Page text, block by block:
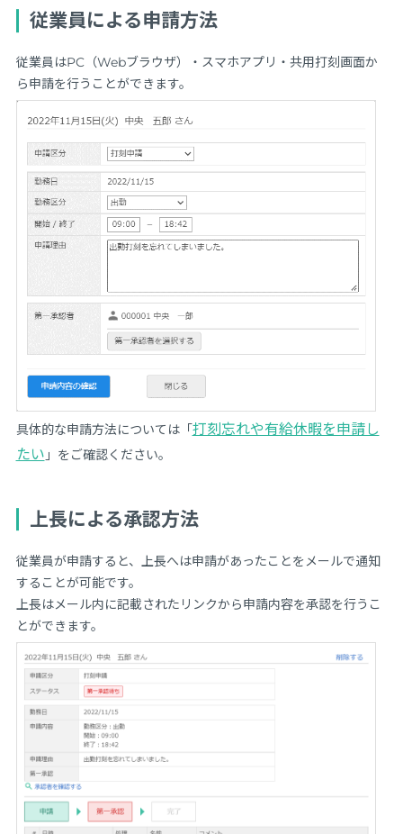
従業員による申請方法
従業員はPC（Webブラウザ）・スマホアプリ・共用打刻画面か
ら申請を行うことができます。
具体的な申請方法については「打刻忘れや有給休暇を申請し
たい 」をご確認ください。
上長による承認方法
従業員が申請すると、上長へは申請があったことをメールで通知
することが可能です。
上長はメール内に記載されたリンクから申請内容を承認を行うこ
とができます。